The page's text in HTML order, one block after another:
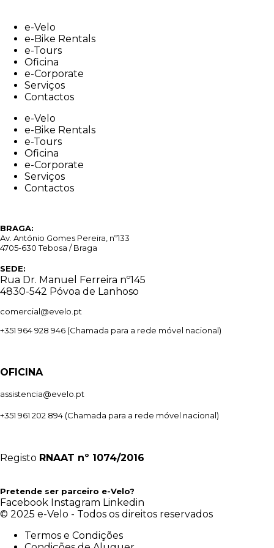
contente-Velo
e-Bike Rentals
e-Tours
Oficina
e-Corporate
Serviços
Contactos
e-Velo
e-Bike Rentals
e-Tours
Oficina
e-Corporate
Serviços
Contactos
BRAGA:
Av. António Gomes Pereira, nº133
4705-630 Tebosa / Braga
SEDE:
Rua Dr. Manuel Ferreira nº145
4830-542 Póvoa de Lanhoso
comercial@evelo.pt
+351 964 928 946 (Chamada para a rede móvel nacional)
OFICINA
assistencia@evelo.pt
+351 961 202 894 (Chamada para a rede móvel nacional)
Registo RNAAT nº 1074/2016
Pretende ser parceiro e-Velo?
Facebook Instagram Linkedin
© 2025 e-Velo - Todos os direitos reservados
Termos e Condições